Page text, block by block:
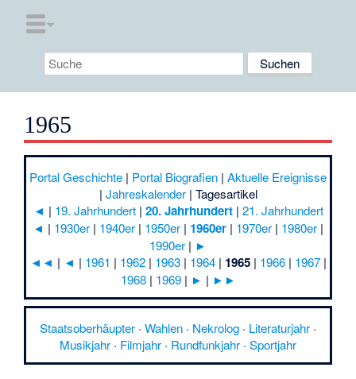
1965
Portal Geschichte | Portal Biografien | Aktuelle Ereignisse
| Jahreskalender| Tagesartikel
◄ | 19. Jahrhundert| 20. Jahrhundert| 21. Jahrhundert
◄ | 1930er | 1940er | 1950er | 1960er | 1970er | 1980er |
1990er | ►
◄◄ | ◄ | 1961 | 1962| 1963| 1964| 1965| 1966| 1967|
1968| 1969| ► | ►►
Staatsoberhäupter · Wahlen · Nekrolog · Literaturjahr ·
Musikjahr · Filmjahr · Rundfunkjahr · Sportjahr